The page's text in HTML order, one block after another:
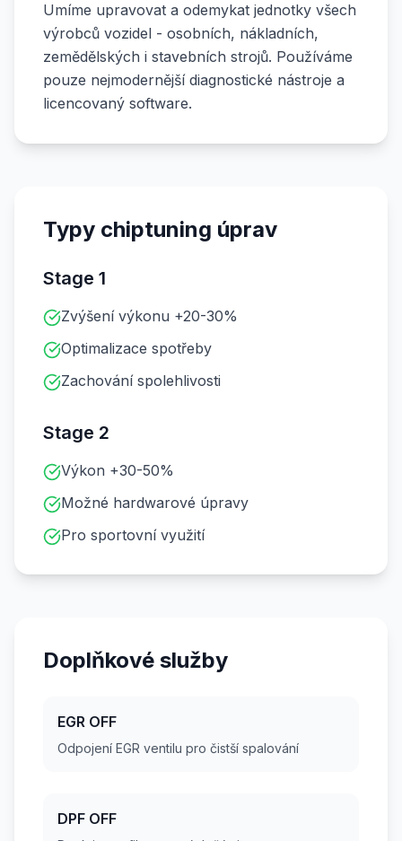
Umíme upravovat a odemykat jednotky všech
výrobců vozidel - osobních, nákladních,
zemědělských i stavebních strojů. Používáme
pouze nejmodernější diagnostické nástroje a
licencovaný software.
Typy chiptuning úprav
Stage 1
Zvýšení výkonu +20-30%
Optimalizace spotřeby
Zachování spolehlivosti
Stage 2
Výkon +30-50%
Možné hardwarové úpravy
Pro sportovní využití
Doplňkové služby
EGR OFF
Odpojení EGR ventilu pro čistší spalování
DPF OFF